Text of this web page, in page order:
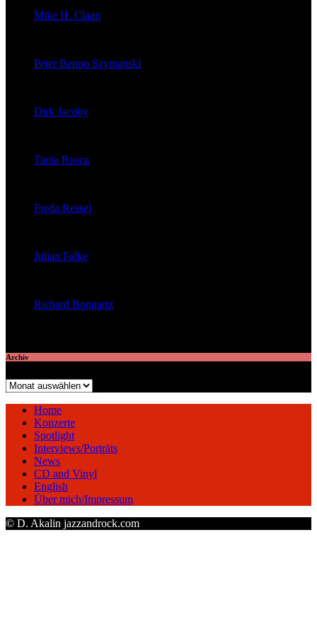
Mike H. Claan
Peter Beppo Szymanski
Dirk Jacoby
Tania Rusca
Freda Ressel
Julian Falke
Richard Bongartz
Archiv
Archiv
Home
Konzerte
Spotlight
Interviews/Porträts
News
CD and Vinyl
English
Über mich/Impressum
© D. Akalin jazzandrock.com